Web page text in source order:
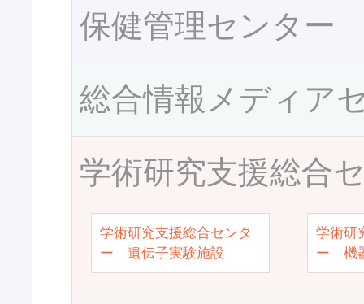
保健管理センター
総合情報メディア
学術研究支援総合
学術研究支援総合センタ
ー 遺伝子実験施設
学術研
ー 機